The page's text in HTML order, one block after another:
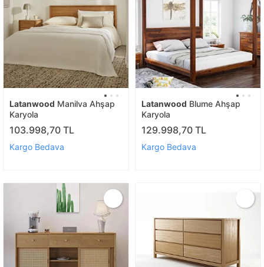
Latanwood Manilva Ahşap
Karyola
103.998,70 TL
Kargo Bedava
Latanwood Blume Ahşap
Karyola
129.998,70 TL
Kargo Bedava